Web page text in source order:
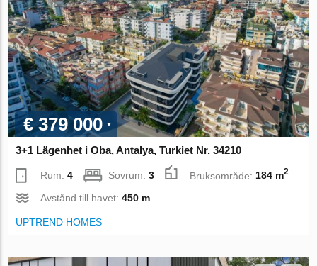
€ 379 000
3+1 Lägenhet i Oba, Antalya, Turkiet Nr. 34210
Rum:4 Sovrum:3 Bruksområde: 184 m2
Avstånd till havet:450 m
UPTREND HOMES